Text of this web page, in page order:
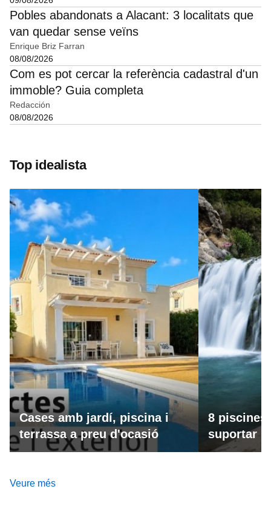
Pobles abandonats a Alacant: 3 localitats que
van quedar sense veïns
Enrique Briz Farran
08/08/2026
Com es pot cercar la referència cadastral d'un
immoble? Guia completa
Redacción
08/08/2026
Top idealista
Cases amb jardí, piscina i
terrassa a preu d'ocasió
8 piscines
suportar
Veure més